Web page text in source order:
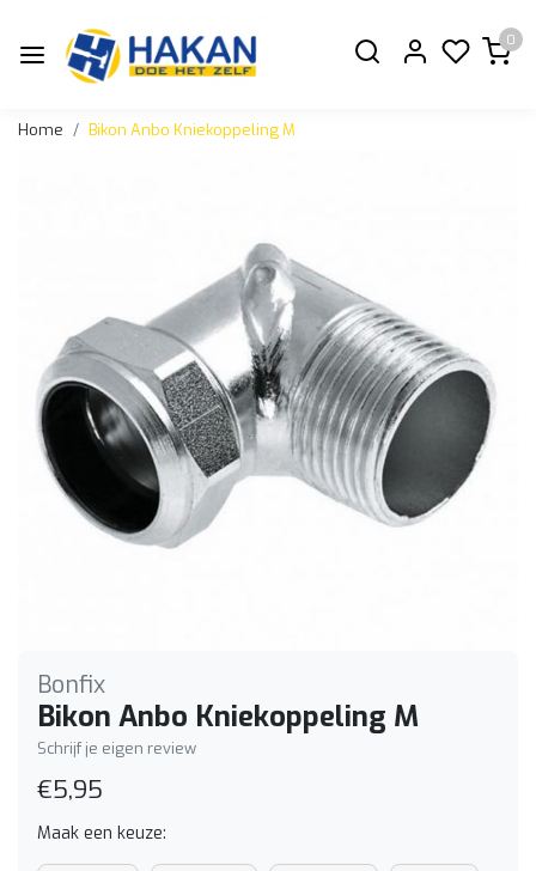
0
Home Bikon Anbo Kniekoppeling M
Bonfix
Bikon Anbo Kniekoppeling M
Schrijf je eigen review
€5,95
Maak een keuze: